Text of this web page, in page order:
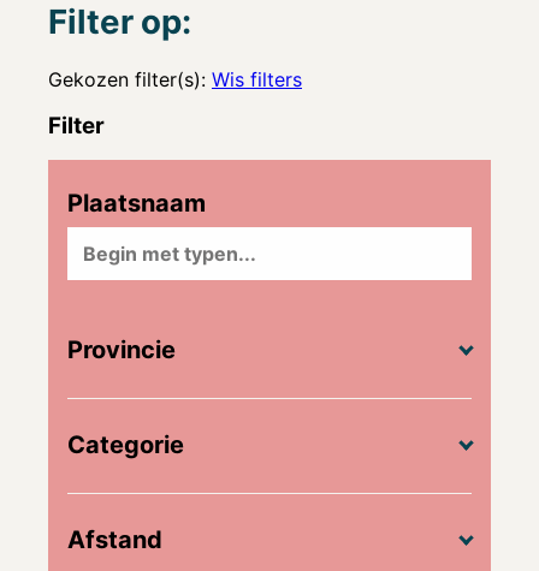
Filter op:
Gekozen filter(s): Wis filters
Filter
Plaatsnaam
Provincie
Categorie
Afstand